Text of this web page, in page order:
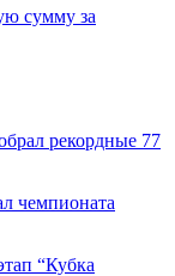
сумму за
рекордные 77
чемпионата
“Кубка